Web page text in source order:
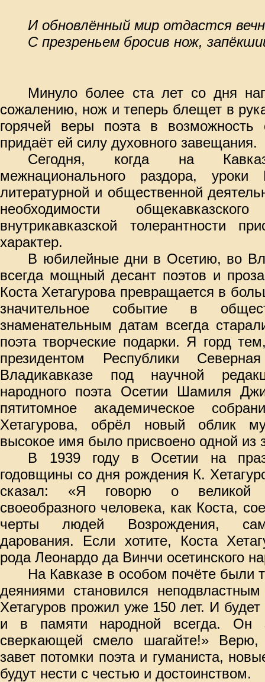
И обновлённый мир отдастся
С презреньем бросив нож,
Минуло более ста лет со дня
сожалению, нож и теперь блещет в
горячей веры поэта в возможность
придаёт ей силу духовного завещания.
Сегодня, когда на
межнационального раздора, уроки
литературной и общественной
необходимости
внутрикавказской толерантности
характер.
В юбилейные дни в Осетию, во
всегда мощный десант поэтов и
Коста Хетагурова превращается в
значительное событие в
знаменательным датам всегда
поэта творческие подарки. Я горд
президентом Республики
Владикавказе под научной
народного поэта Осетии Шамиля
пятитомное академическое
Хетагурова, обрёл новый облик
высокое имя было присвоено одной из
В 1939 году в Осетии на
годовщины со дня рождения К.
сказал: «Я говорю о великой
своеобразного человека, как Коста,
черты людей Возрождения,
дарования. Если хотите, Коста
рода Леонардо да Винчи осетинского
На Кавказе в особом почёте были
деяниями становился
Хетагуров прожил уже 150 лет. И
и в памяти народной всегда. Он
сверкающей смело шагайте!»
завет потомки поэта и гуманиста,
будут нести с честью и достоинством.